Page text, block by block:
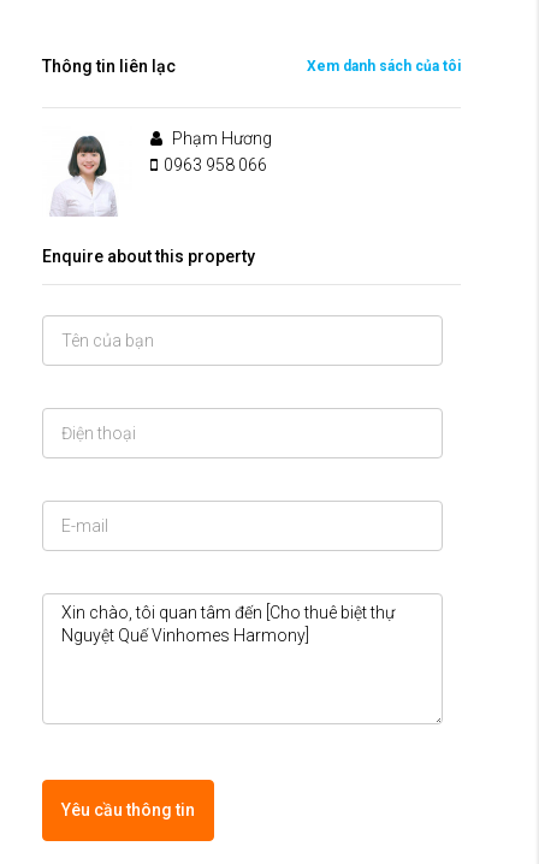
Thông tin liên lạc Xem danh sách của tôi
Phạm Hương
0963 958 066
Enquire about this property
Yêu cầu thông tin